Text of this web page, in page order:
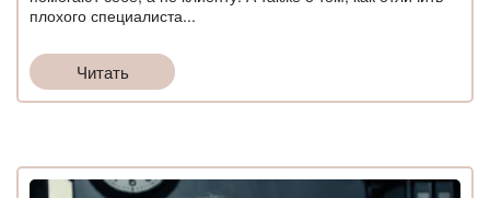
плохого специалиста...
Читать